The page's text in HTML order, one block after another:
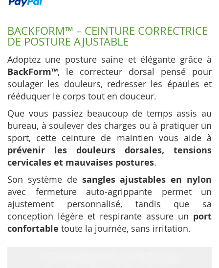
BACKFORM™ – CEINTURE CORRECTRICE
DE POSTURE AJUSTABLE
Adoptez une posture saine et élégante grâce à
BackForm™, le correcteur dorsal pensé pour
soulager les douleurs, redresser les épaules et
rééduquer le corps tout en douceur.
Que vous passiez beaucoup de temps assis au
bureau, à soulever des charges ou à pratiquer un
sport, cette ceinture de maintien vous aide à
prévenir les douleurs dorsales, tensions
cervicales et mauvaises postures.
Son système de sangles ajustables en nylon
avec fermeture auto-agrippante permet un
ajustement personnalisé, tandis que sa
conception légère et respirante assure un port
confortable toute la journée, sans irritation.